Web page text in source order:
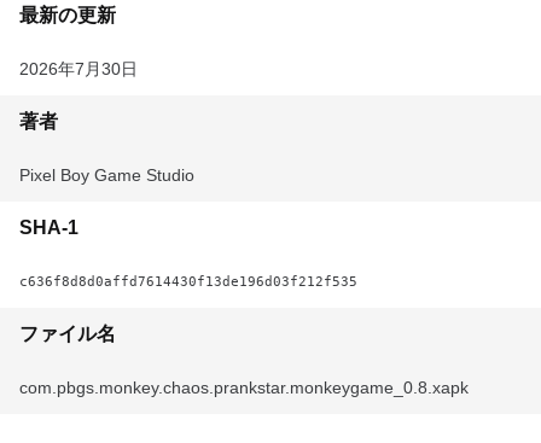
最新の更新
2026年7月30日
著者
Pixel Boy Game Studio
SHA-1
c636f8d8d0affd7614430f13de196d03f212f535
ファイル名
com.pbgs.monkey.chaos.prankstar.monkeygame_0.8.xapk